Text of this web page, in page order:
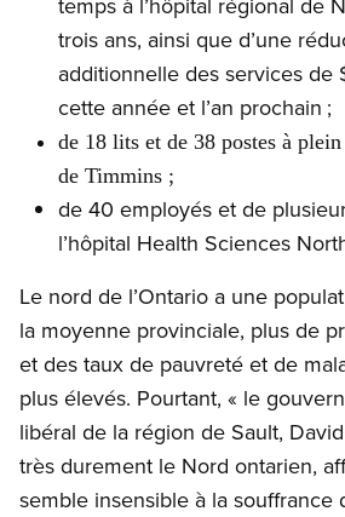
trois ans, ainsi que d’une
additionnelle des services de
cette année et l’an prochain ;
de 18 lits et de 38 postes à
de Timmins ;
de 40 employés et de
l’hôpital Health Sciences
Le nord de l’Ontario a une
la moyenne provinciale, plus de
et des taux de pauvreté et de
plus élevés. Pourtant, « le
libéral de la région de Sault,
très durement le Nord ontarien,
semble insensible à la souffrance